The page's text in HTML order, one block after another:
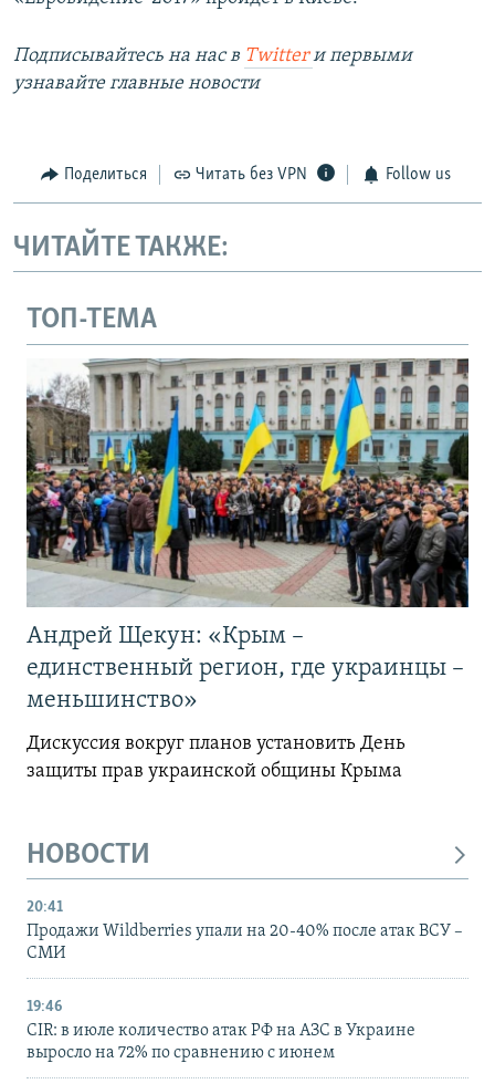
Подписывайтесь на наc в Twitterи первыми
узнавайте главные новости
Поделиться Читать без VPN Follow us
ЧИТАЙТЕ ТАКЖЕ:
ТОП-ТЕМА
Андрей Щекун: «Крым –
единственный регион, где украинцы –
меньшинство»
Дискуссия вокруг планов установить День
защиты прав украинской общины Крыма
НОВОСТИ
20:41
Продажи Wildberries упали на 20-40% после атак ВСУ –
СМИ
19:46
CIR: в июле количество атак РФ на АЗС в Украине
выросло на 72% по сравнению с июнем